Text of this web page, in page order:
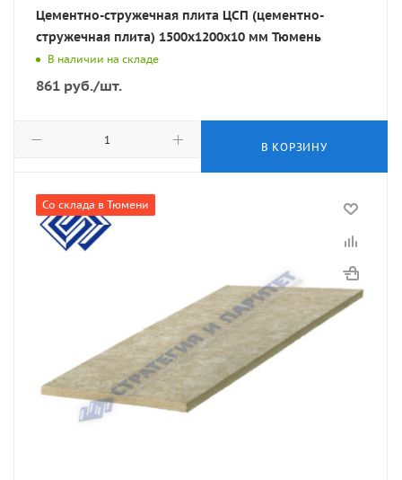
Цементно-стружечная плита ЦСП (цементно-
стружечная плита) 1500х1200х10 мм Тюмень
В наличии на складе
861 руб./шт.
В КОРЗИНУ
Со склада в Тюмени